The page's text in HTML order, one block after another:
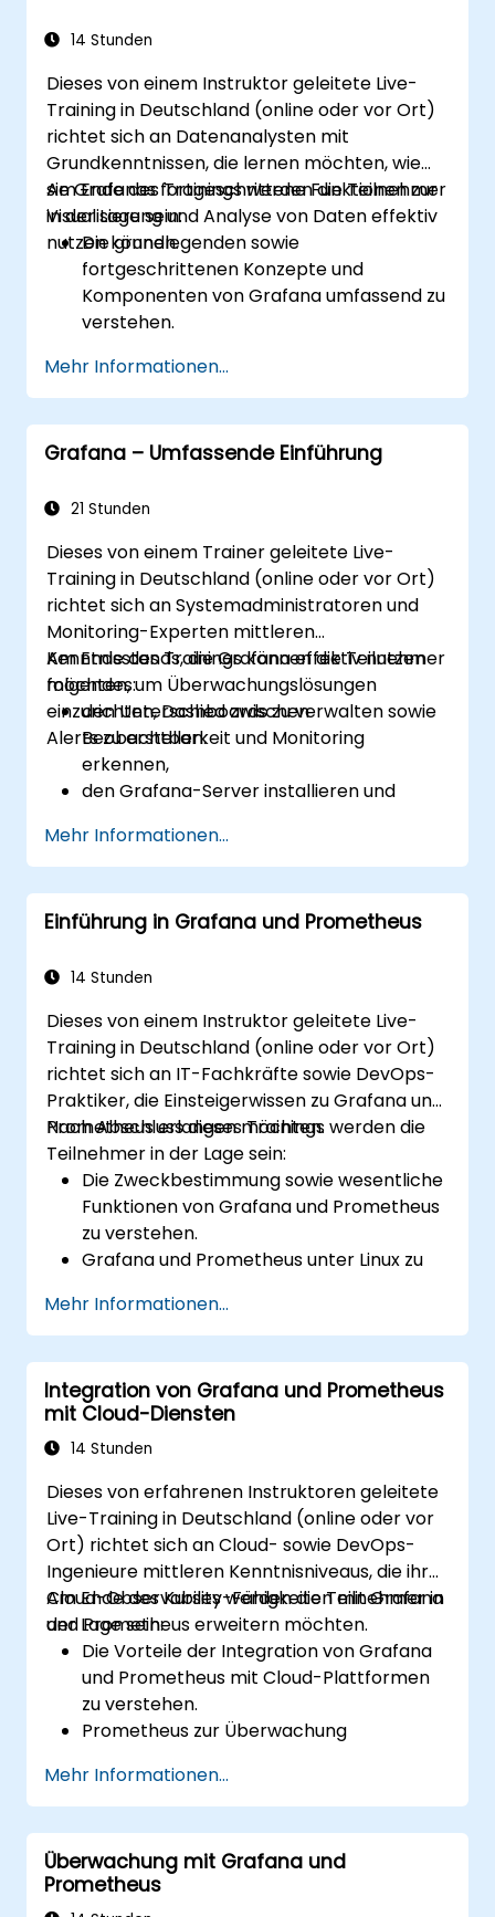
konfigurieren, dass Grafana besonders
14 Stunden
Dieses von einem Instruktor geleitete Live-
Training in Deutschland (online oder vor Ort)
richtet sich an Datenanalysten mit
Grundkenntnissen, die lernen möchten, wie
sie Grafanas fortgeschrittene Funktionen zur
Visualisierung und Analyse von Daten effektiv
nutzen können.
Am Ende des Trainings werden die Teilnehmer
in der Lage sein:
Die grundlegenden sowie
fortgeschrittenen Konzepte und
Komponenten von Grafana umfassend zu
verstehen.
Dashboards einzusetzen, um die
Datenvisualisierung zu optimieren.
Die Grafana-Abfragesprache zur
Erstellung komplexer Abfragen zu
Bewährte Methoden zum Skalieren von
zur Gewährleistung hoher Verfügbarkeit
kennenzulernen.
Mehr Informationen...
Grafana – Umfassende Einführung
21 Stunden
Dieses von einem Trainer geleitete Live-
Training in Deutschland (online oder vor Ort)
richtet sich an Systemadministratoren und
Monitoring-Experten mittleren
Kenntnisstands, die Grafana effektiv nutzen
möchten, um Überwachungslösungen
einzurichten, Dashboards zu verwalten sowie
Alerts zu erstellen.
Am Ende des Trainings können die Teilnehmer
folgendes:
den Unterschied zwischen
Beobachtbarkeit und Monitoring
erkennen,
den Grafana-Server installieren und
Datenquellen wie Prometheus, InfluxDB
und ElasticSearch mit Grafana
verknüpfen,
Dashboards sowie Diagramme erstellen,
mittels Variablen und Abfragen
Benachrichtigungen und Alerts in Grafana
einrichten,
Plugins installieren und verwalten, um die
Funktionalität von Grafana zu erweitern.
Mehr Informationen...
Einführung in Grafana und Prometheus
14 Stunden
Dieses von einem Instruktor geleitete Live-
Training in Deutschland (online oder vor Ort)
richtet sich an IT-Fachkräfte sowie DevOps-
Praktiker, die Einsteigerwissen zu Grafana und
Prometheus erlangen möchten.
Nach Abschluss dieses Trainings werden die
Teilnehmer in der Lage sein:
Die Zweckbestimmung sowie wesentliche
Funktionen von Grafana und Prometheus
zu verstehen.
Grafana und Prometheus unter Linux zu
Grundlegende Datenquellen sowie
Dashboards in Grafana zu konfigurieren.
Systemmetriken zu überwachen und die
gesammelten Daten mithilfe von
Prometheus darzustellen.
Mehr Informationen...
Integration von Grafana und Prometheus
mit Cloud-Diensten
14 Stunden
Dieses von erfahrenen Instruktoren geleitete
Live-Training in Deutschland (online oder vor
Ort) richtet sich an Cloud- sowie DevOps-
Ingenieure mittleren Kenntnisniveaus, die ihre
Cloud-Observability-Fähigkeiten mit Grafana
und Prometheus erweitern möchten.
Am Ende des Kurses werden die Teilnehmer in
der Lage sein:
Die Vorteile der Integration von Grafana
und Prometheus mit Cloud-Plattformen
zu verstehen.
Prometheus zur Überwachung
Grafana so zu konfigurieren, dass
Metriken von Cloud-Diensten dargestellt
werden können.
Cloud-native Tools und Integrationen zur
Skalierung des Monitorings effektiv
Mehr Informationen...
Überwachung mit Grafana und
Prometheus